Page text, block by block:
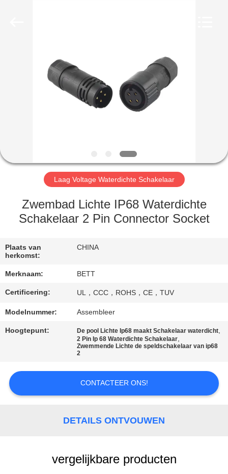
PRODUCTEN
FABRIEKSREIS
KWALITEITSCONTROLE
PRIVACY
POLICY
Laag Voltage Waterdichte Schakelaar
Zwembad Lichte IP68 Waterdichte
Schakelaar 2 Pin Connector Socket
Plaats van
herkomst:
CHINA
Merknaam: BETT
Certificering: UL，CCC，ROHS，CE，TUV
Modelnummer: Assembleer
Hoogtepunt: De pool Lichte Ip68 maakt Schakelaar waterdicht,
2 Pin Ip 68 Waterdichte Schakelaar,
Zwemmende Lichte de speldschakelaar van ip68
2
CONTACTEER ONS!
DETAILS ONTVOUWEN
vergelijkbare producten